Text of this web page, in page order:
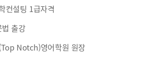
컨설팅 1급자격
출강
Notch)영어학원 원장